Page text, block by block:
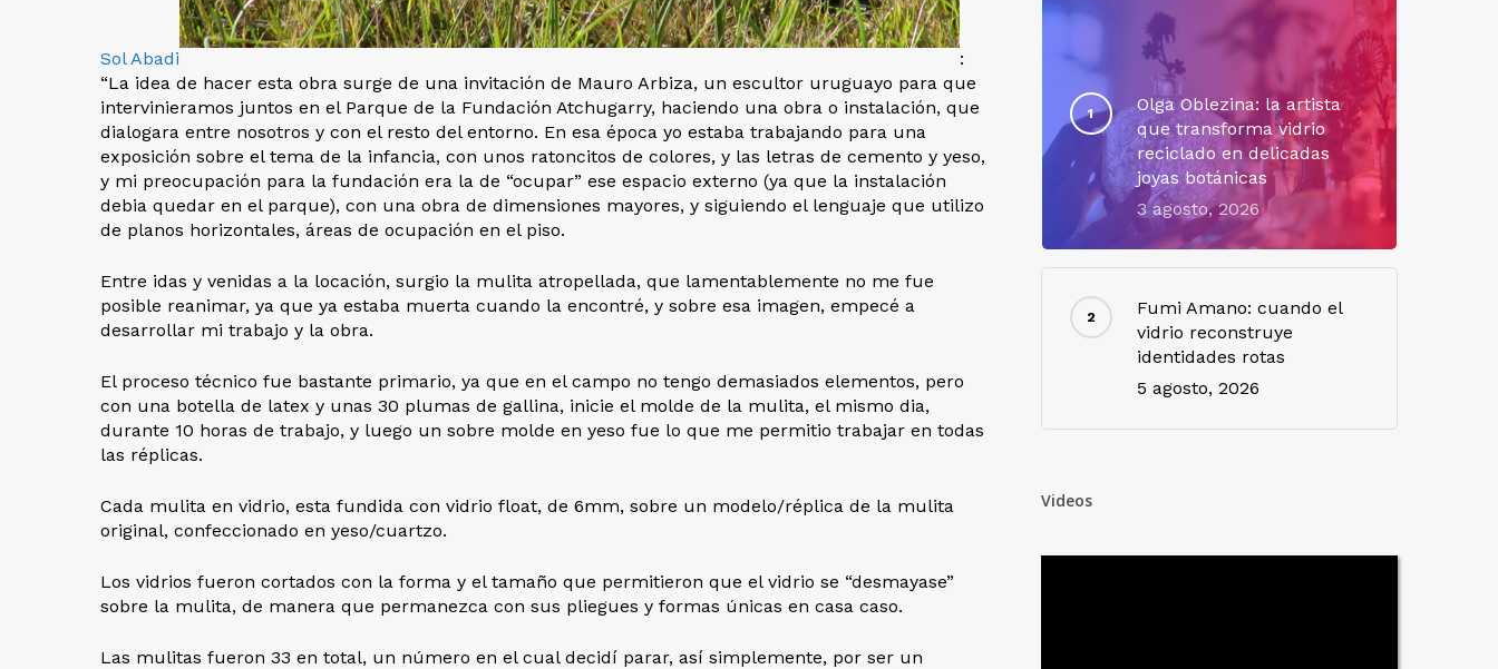
Sol Abadi
:
“La idea de hacer esta obra surge de una invitación de Mauro Arbiza, un escultor uruguayo para que
intervinieramos juntos en el Parque de la Fundación Atchugarry, haciendo una obra o instalación, que
dialogara entre nosotros y con el resto del entorno. En esa época yo estaba trabajando para una
exposición sobre el tema de la infancia, con unos ratoncitos de colores, y las letras de cemento y yeso,
y mi preocupación para la fundación era la de “ocupar” ese espacio externo (ya que la instalación
debia quedar en el parque), con una obra de dimensiones mayores, y siguiendo el lenguaje que utilizo
de planos horizontales, áreas de ocupación en el piso.
Entre idas y venidas a la locación, surgio la mulita atropellada, que lamentablemente no me fue
posible reanimar, ya que ya estaba muerta cuando la encontré, y sobre esa imagen, empecé a
desarrollar mi trabajo y la obra.
El proceso técnico fue bastante primario, ya que en el campo no tengo demasiados elementos, pero
con una botella de latex y unas 30 plumas de gallina, inicie el molde de la mulita, el mismo dia,
durante 10 horas de trabajo, y luego un sobre molde en yeso fue lo que me permitio trabajar en todas
las réplicas.
Cada mulita en vidrio, esta fundida con vidrio float, de 6mm, sobre un modelo/réplica de la mulita
original, confeccionado en yeso/cuartzo.
Los vidrios fueron cortados con la forma y el tamaño que permitieron que el vidrio se “desmayase”
sobre la mulita, de manera que permanezca con sus pliegues y formas únicas en casa caso.
Las mulitas fueron 33 en total, un número en el cual decidí parar, así simplemente, por ser un
Olga Oblezina: la artista
que transforma vidrio
reciclado en delicadas
joyas botánicas
3 agosto, 2026
Fumi Amano: cuando el
vidrio reconstruye
identidades rotas
5 agosto, 2026
Videos